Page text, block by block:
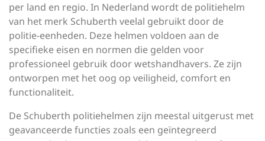
per land en regio. In Nederland wordt de politiehelm
van het merk Schuberth veelal gebruikt door de
politie-eenheden. Deze helmen voldoen aan de
specifieke eisen en normen die gelden voor
professioneel gebruik door wetshandhavers. Ze zijn
ontworpen met het oog op veiligheid, comfort en
functionaliteit.
De Schuberth politiehelmen zijn meestal uitgerust met
geavanceerde functies zoals een geïntegreerd